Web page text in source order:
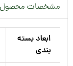
مشخصات محصول
ابعاد بسته
بندی